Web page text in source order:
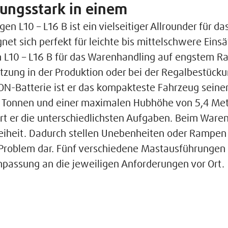
in einem
L10 – L16 B ist ein vielseitiger Allrounder für
sich perfekt für leichte bis mittelschwere
– L16 B für das Warenhandling auf engstem
in der Produktion oder bei der
Batterie ist er das kompakteste Fahrzeug
und einer maximalen Hubhöhe von 5,4
er die unterschiedlichsten Aufgaben. Beim
Dadurch stellen Unebenheiten oder
dar. Fünf verschiedene
an die jeweiligen Anforderungen vor Ort.